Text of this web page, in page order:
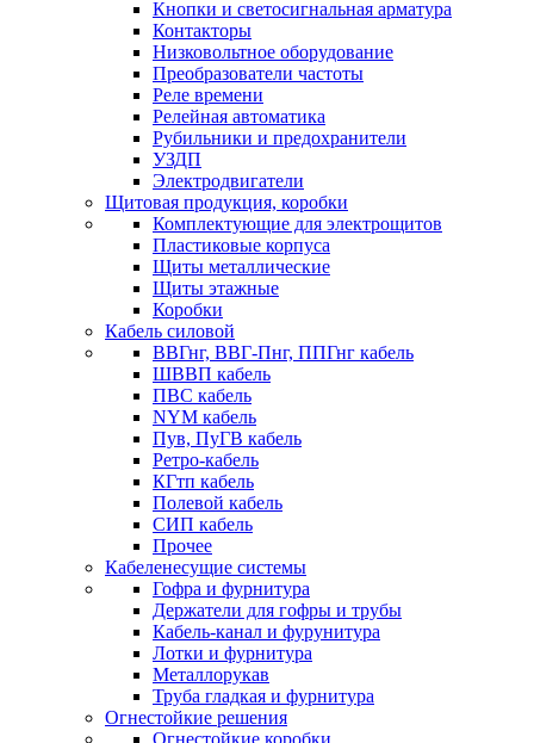
Кнопки и светосигнальная арматура
Контакторы
Низковольтное оборудование
Преобразователи частоты
Реле времени
Релейная автоматика
Рубильники и предохранители
УЗДП
Электродвигатели
Щитовая продукция, коробки
Комплектующие для электрощитов
Пластиковые корпуса
Щиты металлические
Щиты этажные
Коробки
Кабель силовой
ВВГнг, ВВГ-Пнг, ППГнг кабель
ШВВП кабель
ПВС кабель
NYM кабель
Пув, ПуГВ кабель
Ретро-кабель
КГтп кабель
Полевой кабель
СИП кабель
Прочее
Кабеленесущие системы
Гофра и фурнитура
Держатели для гофры и трубы
Кабель-канал и фурунитура
Лотки и фурнитура
Металлорукав
Труба гладкая и фурнитура
Огнестойкие решения
Огнестойкие коробки